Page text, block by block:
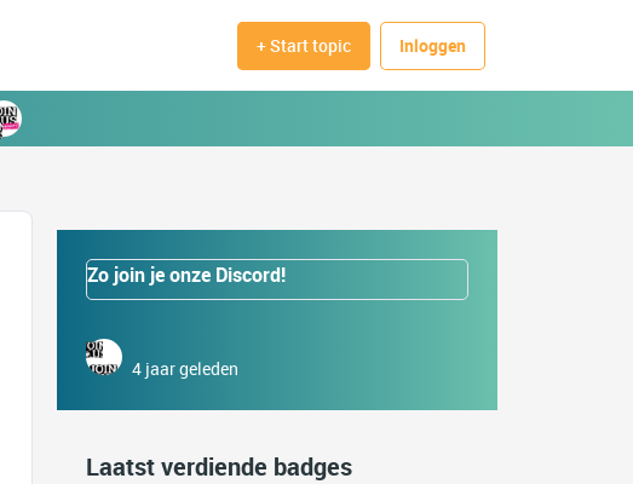
+ Start topic Inloggen
Zo join je onze Discord!
4 jaar geleden
Laatst verdiende badges